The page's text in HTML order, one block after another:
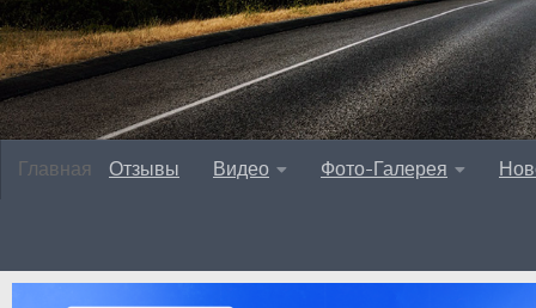
Главная Отзывы Видео Фото-Галерея